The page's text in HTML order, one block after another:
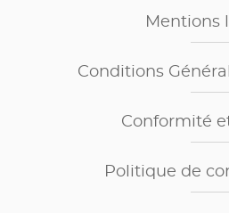
Mentions
Conditions
Conformité
Politique de